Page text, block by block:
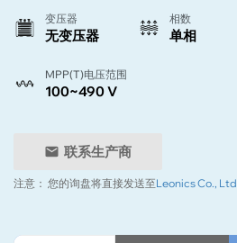
变压器
无变压器
相数
单相
MPP(T)电压范围
100~490 V
联系生产商
注意： 您的询盘将直接发送至Leonics Co., Ltd.